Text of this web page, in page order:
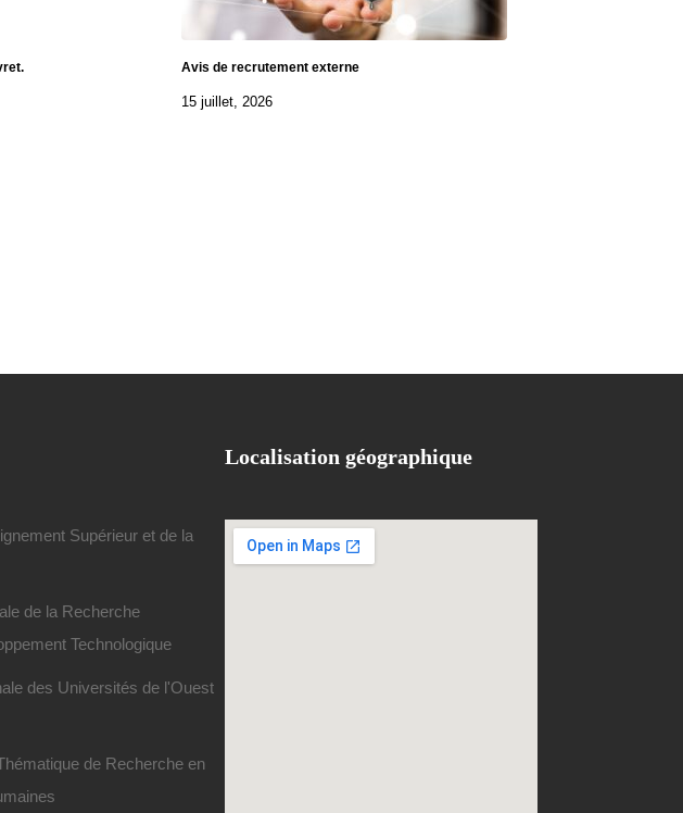
Avis de recrutement externe
15 juillet, 2026
Supérieur et de la
de la Recherche
Technologique
des Universités de l'Ouest
de Recherche en
Localisation géographique